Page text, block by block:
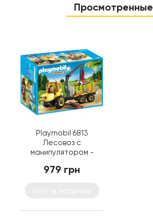
Просмотренные
Playmobil 6813
Лесовоз с
манипулятором -
979 грн